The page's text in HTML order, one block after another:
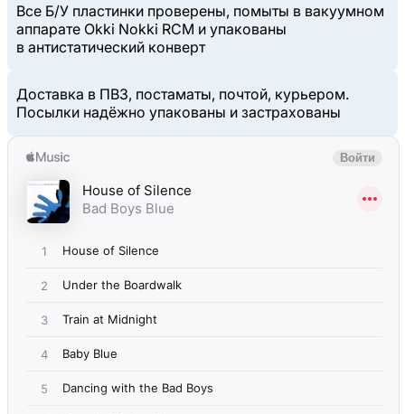
Все Б/У пластинки проверены, помыты в вакуумном
аппарате Okki Nokki RCM и упакованы
в антистатический конверт
Доставка в ПВЗ, постаматы, почтой, курьером.
Посылки надёжно упакованы и застрахованы